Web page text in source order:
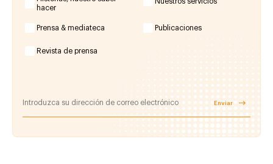
hacer
Prensa & mediateca Publicaciones
Revista de prensa
Enviar